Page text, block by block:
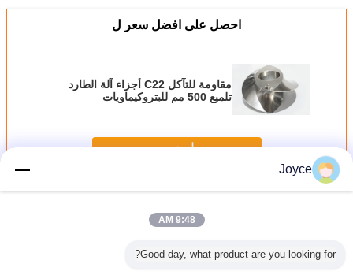
احصل على افضل سعر ل
مقاومة للتآكل C22 أجزاء آلة الطارد
تلميع 500 مم للبتروكيماويات
استمر
أكثرأجزاء آلة الطارد
Joyce
9:48 AM
Good day, what product are you looking for?